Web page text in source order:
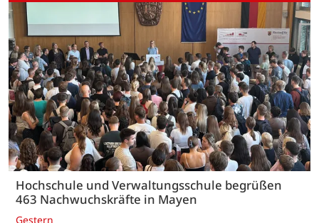
Hochschule und Verwaltungsschule begrüßen
463 Nachwuchskräfte in Mayen
Gestern